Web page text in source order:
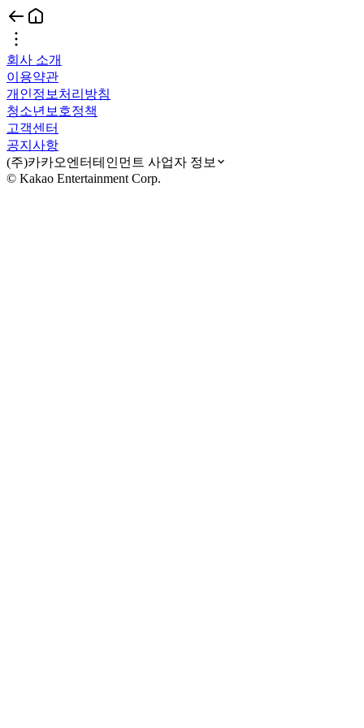
회사 소개
이용약관
개인정보처리방침
청소년보호정책
고객센터
공지사항
(주)카카오엔터테인먼트 사업자 정보
© Kakao Entertainment Corp.